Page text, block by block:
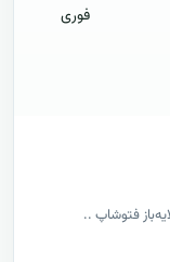
فوری